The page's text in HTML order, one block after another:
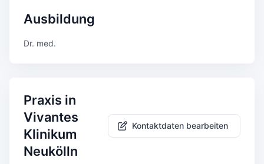
Ausbildung
Dr. med.
Praxis in
Vivantes
Klinikum
Neukölln
Kontaktdaten bearbeiten